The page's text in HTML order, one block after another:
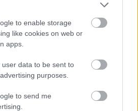
to enable storage
like cookies on web or
apps.
user data to be sent to
purposes.
to send me
működését!